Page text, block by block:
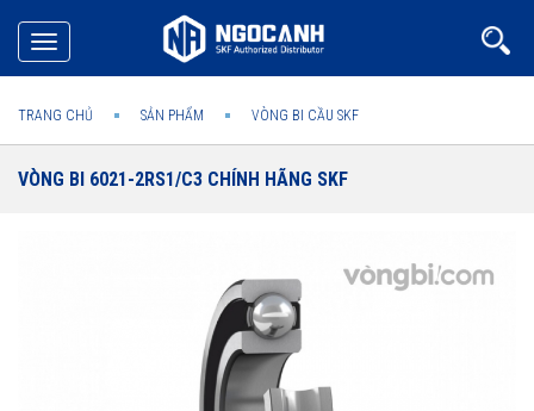
Toggle
navigation
TRANG CHỦ SẢN PHẨM VÒNG BI CẦU SKF
VÒNG BI 6021-2RS1/C3 CHÍNH HÃNG SKF